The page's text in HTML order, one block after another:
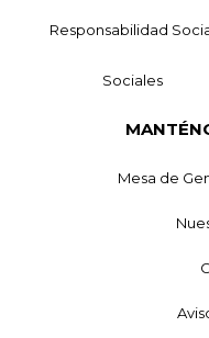
Responsabilidad
Sociales
Mesa de